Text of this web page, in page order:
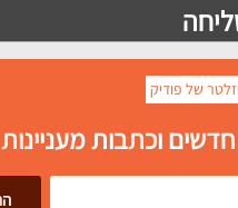
של פודיק
וכתבות מעניינות